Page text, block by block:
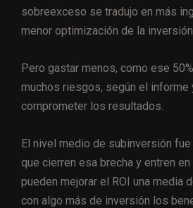
sobreexceso se tradujo en más
menor optimización de la inversión.
Pero gastar menos, como ese
muchos riesgos, según el informe
comprometer los resultados.
El nivel medio de subinversión
que cierren esa brecha y entren
pueden mejorar el ROI una media
con algo más de inversión los